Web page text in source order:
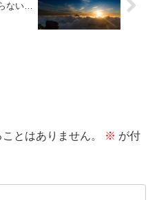
ない…
とはありません。 ※ が付